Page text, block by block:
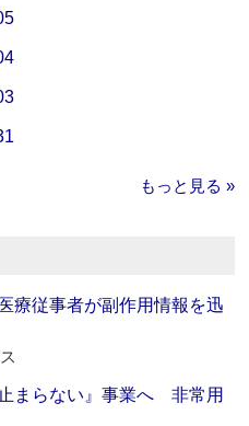
もっと見る »
療従事者が副作用情報を迅
まらない』事業へ 非常用